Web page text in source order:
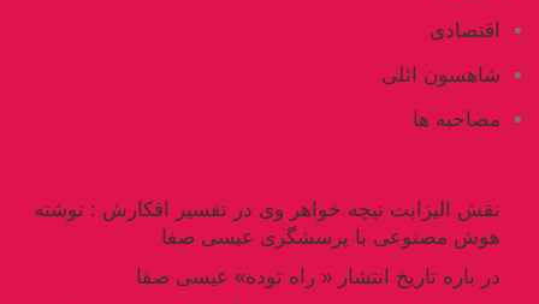
اقتصادی
شاهسون ائلی
مصاحبه ها
نقش الیزابت نیچه خواهر وی در تفسیر افکارش : نوشته
هوش مصنوعی با پرسشگری عیسی صفا
در باره تاریخ انتشار « راه توده» عیسی صفا